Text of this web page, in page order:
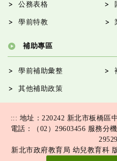
公務表格
學前特教
補助專區
學前補助彙整
其他補助政策
::: 地址：220242 新北市板橋區
電話：（02）29603456 服務分
新北市政府教育局 幼兒教育科